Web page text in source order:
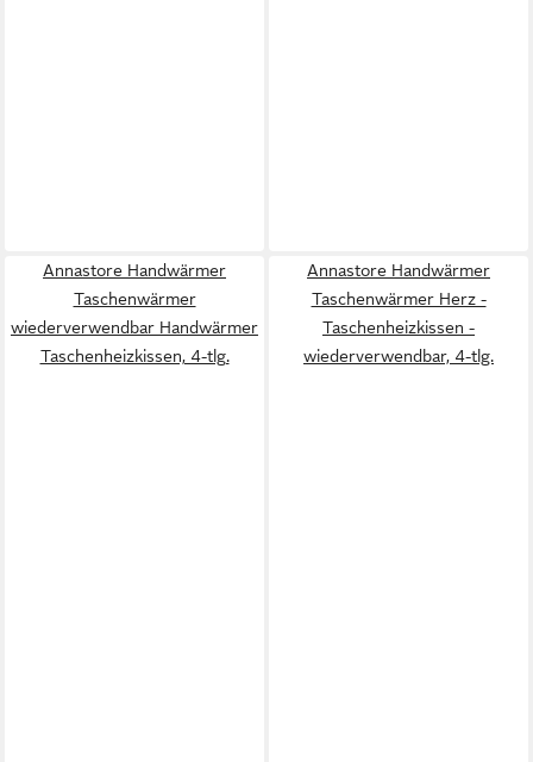
Annastore Handwärmer
Taschenwärmer
wiederverwendbar Handwärmer
Taschenheizkissen, 4-tlg.
Annastore Handwärmer
Taschenwärmer Herz -
Taschenheizkissen -
wiederverwendbar, 4-tlg.